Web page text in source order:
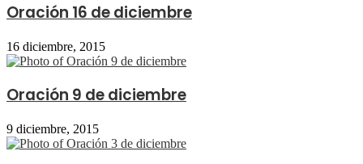
Oración 16 de diciembre
16 diciembre, 2015
Oración 9 de diciembre
9 diciembre, 2015